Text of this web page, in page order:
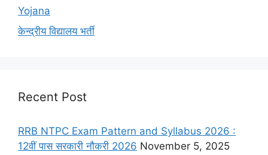
Yojana
केन्द्रीय विद्यालय भर्ती
Recent Post
RRB NTPC Exam Pattern and Syllabus 2026 :
12वीं पास सरकारी नौकरी 2026 November 5, 2025